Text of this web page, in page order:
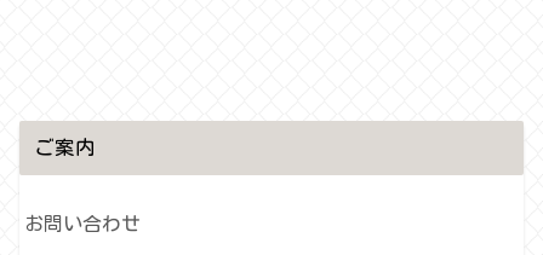
ご案内
お問い合わせ